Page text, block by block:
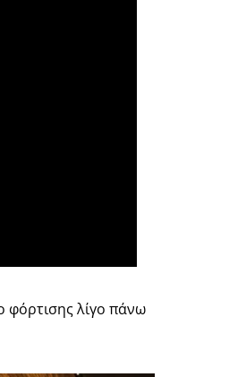
φόρτισης λίγο πάνω